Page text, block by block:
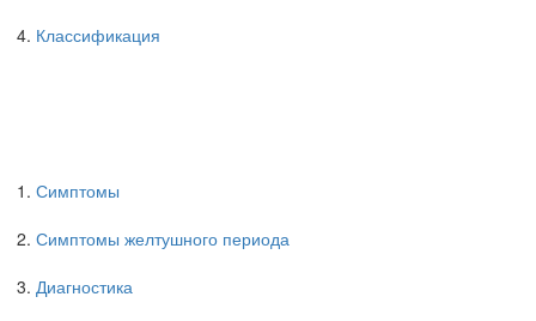
Классификация
Симптомы
Симптомы желтушного периода
Диагностика